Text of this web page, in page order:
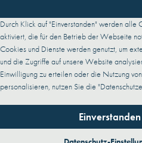
Durch Klick auf "Einverstanden" werden alle
aktiviert, die für den Betrieb der Webseite
Cookies und Dienste werden genutzt, um
und die Zugriffe auf unsere Website
Einwilligung zu erteilen oder die Nutzung
personalisieren, nutzen Sie die
Einverstanden